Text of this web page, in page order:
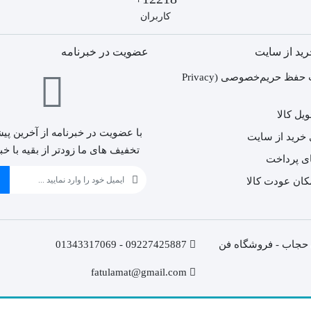
کاربران
از سایت
سیاست حفظ حریم‌خصوصی (Privacy
کالا
خرید از سایت
پرداخت
عضویت در خبرنامه
با عضویت در خبرنامه از آخرین
تخفیف های ما زودتر از بقیه با
حجاب - فروشگاه فن 09227425887 - 01343317069
fatulamat@gmail.com